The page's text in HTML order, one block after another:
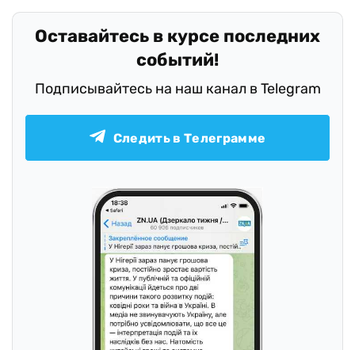
Оставайтесь в курсе последних
событий!
Подписывайтесь на наш канал в Telegram
Следить в Телеграмме